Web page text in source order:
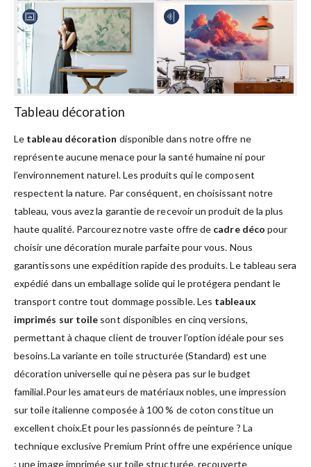
Tableau décoration
Le tableau décoration disponible dans notre offre ne
représente aucune menace pour la santé humaine ni pour
l’environnement naturel. Les produits qui le composent
respectent la nature. Par conséquent, en choisissant notre
tableau, vous avez la garantie de recevoir un produit de la plus
haute qualité. Parcourez notre vaste offre de cadre déco pour
choisir une décoration murale parfaite pour vous. Nous
garantissons une expédition rapide des produits. Le tableau sera
expédié dans un emballage solide qui le protégera pendant le
transport contre tout dommage possible. Les tableaux
imprimés sur toile sont disponibles en cinq versions,
permettant à chaque client de trouver l’option idéale pour ses
besoins.La variante en toile structurée (Standard) est une
décoration universelle qui ne pèsera pas sur le budget
familial.Pour les amateurs de matériaux nobles, une impression
sur toile italienne composée à 100 % de coton constitue un
excellent choix.Et pour les passionnés de peinture ? La
technique exclusive Premium Print offre une expérience unique
: une image imprimée sur toile structurée, recouverte